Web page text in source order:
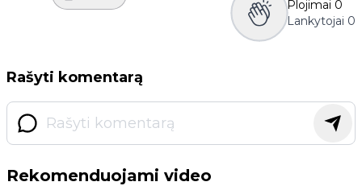
Plojimai 0
Lankytojai 0
Rašyti komentarą
Rekomenduojami video